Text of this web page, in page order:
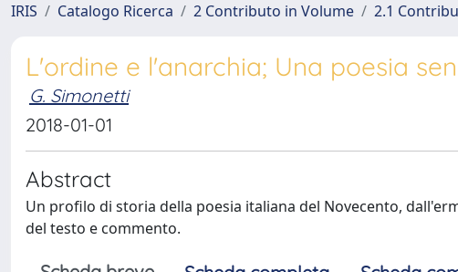
IRIS Catalogo Ricerca 2 Contributo in Volume 2.1
L'ordine e l'anarchia; Una poesia
G. Simonetti
2018-01-01
Abstract
Un profilo di storia della poesia italiana del Novecento,
del testo e commento.